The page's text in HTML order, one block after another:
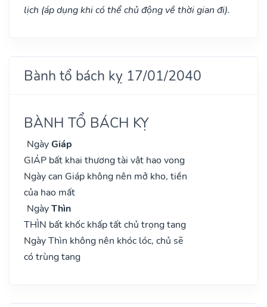
lịch (áp dụng khi có thể chủ động về thời gian đi).
Bành tổ bách kỵ 17/01/2040
BÀNH TỔ BÁCH KỴ
NgàyGiáp
GIÁP bất khai thương tài vật hao vong
Ngày can Giáp không nên mở kho, tiền
của hao mất
NgàyThìn
THÌN bất khốc khấp tất chủ trọng tang
Ngày Thìn không nên khóc lóc, chủ sẽ
có trùng tang